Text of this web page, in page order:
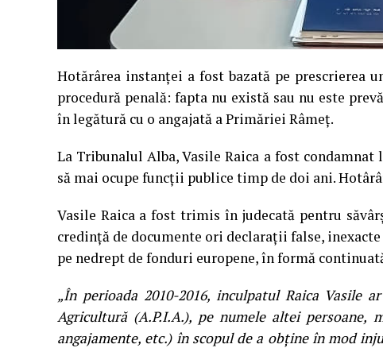
Hotărârea instanței a fost bazată pe prescrierea
procedură penală: fapta nu există sau nu este
în legătură cu o angajată a Primăriei Râmeț.
La Tribunalul Alba, Vasile Raica a fost
să mai ocupe funcții publice timp de doi ani.
Vasile Raica a fost trimis în judecată pentru
credinţă de documente ori declaraţii false,
pe nedrept de fonduri europene, în formă
„În perioada 2010-2016, inculpatul Raica
Agricultură (A.P.I.A.), pe numele altei persoane,
angajamente, etc.) în scopul de a obţine în mod